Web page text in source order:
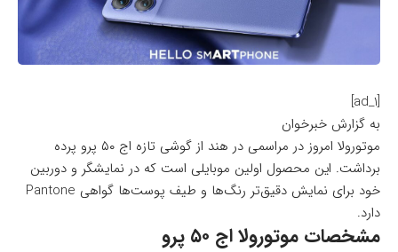
[ad_1]
به گزارش خبرخوان
موتورولا امروز در مراسمی در هند از گوشی تازه اج ۵۰ پرو پرده
برداشت. این محصول اولین موبایلی است که در نمایشگر و دوربین
خود برای نمایش دقیق‌تر رنگ‌ها و طیف پوست‌ها گواهی Pantone
دارد.
مشخصات موتورولا اج ۵۰ پرو